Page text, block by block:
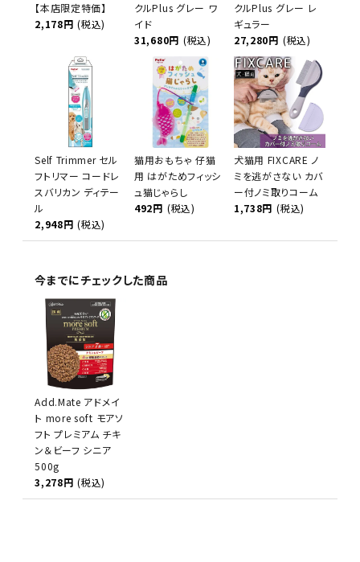
【本店限定特価】
2,178円 (税込)
クルPlus グレー ワ
イド
31,680円 (税込)
クルPlus グレー レ
ギュラー
27,280円 (税込)
Self Trimmer セル
フトリマー コードレ
スバリカン ディテー
ル
2,948円 (税込)
猫用おもちゃ 仔猫
用 はがためフィッシ
ュ猫じゃらし
492円 (税込)
犬猫用 FIXCARE ノ
ミを逃がさない カバ
ー付ノミ取りコーム
1,738円 (税込)
今までにチェックした商品
Add.Mate アドメイ
ト more soft モアソ
フト プレミアム チキ
ン＆ビーフ シニア
500g
3,278円 (税込)